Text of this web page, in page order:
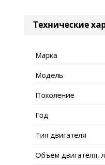
Технические
Марка
Модель
Поколение
Год
Тип двигателя
Объем двигателя, л